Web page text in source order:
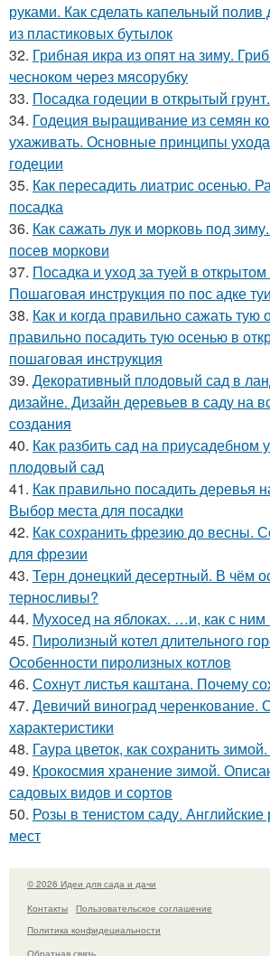
руками. Как сделать капельный полив
из пластиковых бутылок
32. Грибная икра из опят на зиму.
чесноком через мясорубку
33. Посадка годеции в открытый
34. Годеция выращивание из семян
ухаживать. Основные принципы
годеции
35. Как пересадить лиатрис осенью.
посадка
36. Как сажать лук и морковь под
посев моркови
37. Посадка и уход за туей в открытом
Пошаговая инструкция по пос адке
38. Как и когда правильно сажать тую
правильно посадить тую осенью в
пошаговая инструкция
39. Декоративный плодовый сад в
дизайне. Дизайн деревьев в саду на
создания
40. Как разбить сад на приусадебном
плодовый сад
41. Как правильно посадить деревья
Выбор места для посадки
42. Как сохранить фрезию до весны.
для фрезии
43. Терн донецкий десертный. В чём
терносливы?
44. Мухосед на яблоках. …и, как с ним
45. Пиролизный котел длительного
Особенности пиролизных котлов
46. Сохнут листья каштана. Почему
47. Девичий виноград черенкование.
характеристики
48. Гаура цветок, как сохранить
49. Крокосмия хранение зимой.
садовых видов и сортов
50. Розы в тенистом саду.
мест
© 2026 Идеи для сада и дачи
Контакты
Пользовательское соглашение
Политика конфидециальности
Обратная связь